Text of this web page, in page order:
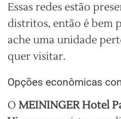
Essas redes estão
distritos, então é bem
ache uma unidade
quer visitar.
Opções econômicas
O MEININGER Hotel